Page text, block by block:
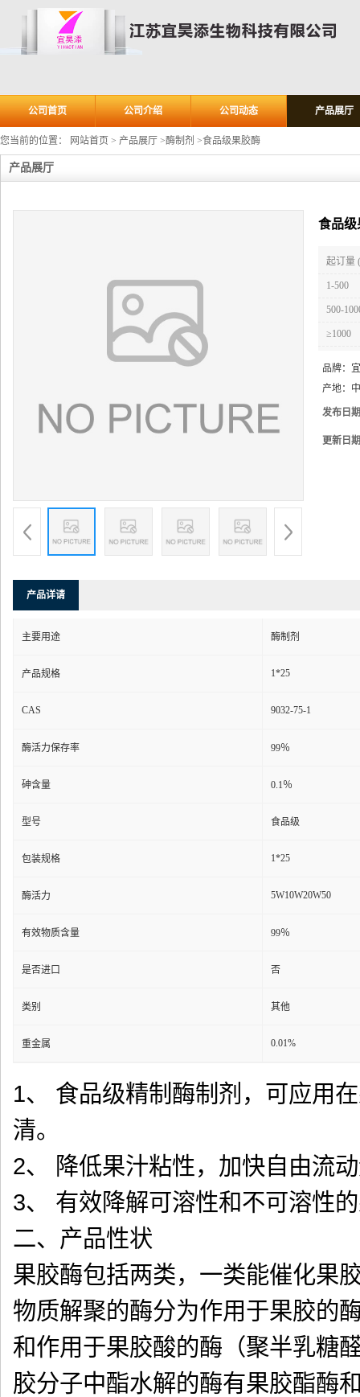
公司首页 公司介绍 公司动态 产品展厅
您当前的位置： 网站首页 > 产品展厅 >酶制剂 >食品级果胶酶
产品展厅
食品级
起订量
1-500
500-
≥1000
品牌：
产地：
发布日
更新日
产品详请
主要用途 酶制剂
产品规格 1*25
CAS 9032-75-1
酶活力保存率 99％
砷含量 0.1％
型号 食品级
包装规格 1*25
酶活力 5W10W20W50
有效物质含量 99％
是否进口 否
类别 其他
重金属 0.01%
1、 食品级精制酶制剂，可应用
清。
2、 降低果汁粘性，加快自由流
3、 有效降解可溶性和不可溶性
二、产品性状
果胶酶包括两类，一类能催化果
物质解聚的酶分为作用于果胶的
和作用于果胶酸的酶（聚半乳糖
胶分子中酯水解的酶有果胶酯酶